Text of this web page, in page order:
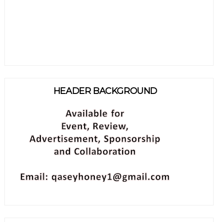
HEADER BACKGROUND